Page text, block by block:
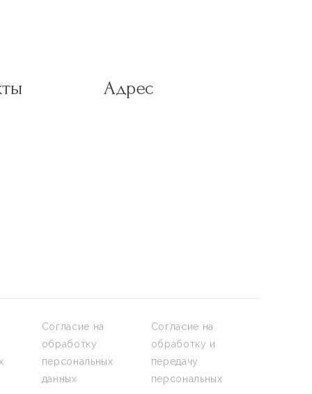
Адрес
Согласие на
обработку
персональных
данных
Согласие на
обработку и
передачу
персональных